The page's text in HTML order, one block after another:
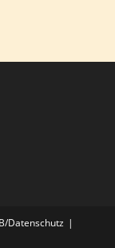
Datenschutz